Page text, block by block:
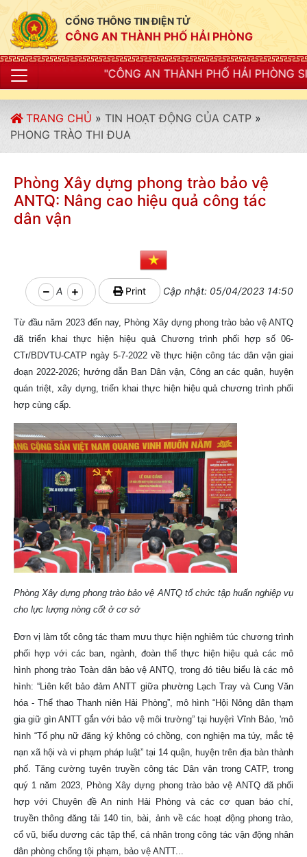
CỔNG THÔNG TIN ĐIỆN TỬ
CÔNG AN THÀNH PHỐ HẢI PHÒNG
"CÔNG AN THÀNH PHỐ HẢI PHÒNG SIẾT CHẶT KỶ
TRANG CHỦ » TIN HOẠT ĐỘNG CỦA CATP »
PHONG TRÀO THI ĐUA
Phòng Xây dựng phong trào bảo vệ
ANTQ: Nâng cao hiệu quả công tác
dân vận
A Print Cập nhật: 05/04/2023 14:50
Từ đầu năm 2023 đến nay, Phòng Xây dựng phong trào bảo vệ ANTQ
đã triển khai thực hiện hiệu quả Chương trình phối hợp số 06-
CTr/BDVTU-CATP ngày 5-7-2022 về thực hiện công tác dân vận giai
đoạn 2022-2026; hướng dẫn Ban Dân vận, Công an các quận, huyện
quán triệt, xây dựng, triển khai thực hiện hiệu quả chương trình phối
hợp cùng cấp.
Phòng Xây dựng phong trào bảo vệ ANTQ tổ chức tập huấn nghiệp vụ
cho lực lượng nòng cốt ở cơ sở
Đơn vị làm tốt công tác tham mưu thực hiện nghiêm túc chương trình
phối hợp với các ban, ngành, đoàn thể thực hiện hiệu quả các mô
hình phong trào Toàn dân bảo vệ ANTQ, trong đó tiêu biểu là các mô
hình: “Liên kết bảo đảm ANTT giữa phường Lạch Tray và Cung Văn
hóa - Thể thao Thanh niên Hải Phòng”, mô hình “Hội Nông dân thạm
gia giữ gìn ANTT gắn với bảo vệ môi trường” tại huyệrì Vĩnh Bảo, 'mô
hình “Tổ phụ nữ đăng ký không có chồng, con nghiện ma túy, mắc tệ
nạn xã hội và vi phạm pháp luật” tại 14 quận, huyện trên địa bàn thành
phố. Tăng cường tuyên truyền công tác Dân vận trong CATP, trong
quý 1 năm 2023, Phòng Xây dựng phong trào bảo vệ ANTQ đã phối
hợp với Chuyên đề An ninh Hải Phòng và các cơ quan báo chí,
truyền thông đăng tải 140 tin, bài, ảnh về các hoạt động phong trào,
cổ vũ, biểu dương các tập thể, cá nhân trong công tác vận động nhân
dân phòng chống tội phạm, bảo vệ ANTT...